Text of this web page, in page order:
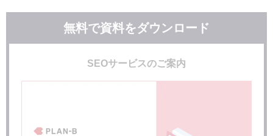
無料で資料をダウンロード
SEOサービスのご案内